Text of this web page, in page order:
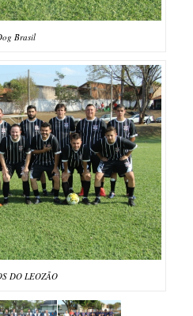
Brasil
DO LEOZÃO